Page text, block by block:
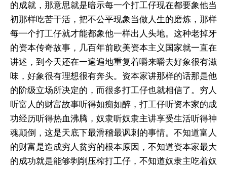
的成就，那意思就是暗示每一个打工仔现在都要象他当
初那样吃苦干活，把不公平现象当做人生的磨炼，那样
每一个打工仔就才能都象他一样出人头地。这种老掉牙
的资本传奇故事，几百年前欧美资本主义国家就一直在
讲述，到今天还在一遍遍地重复着嚼来嚼去好象很有滋
味，好象很有理想很有奔头。资本家讲那样的话那是他
的阶级立场所决定的，而很多打工仔也就相信了。穷人
听富人的财富故事听得如痴如醉，打工仔听资本家的成
功经历听得热血沸腾，奴隶听奴隶主讲享受生活听得神
魂颠倒，这是天底下最滑稽最讽刺的事情。不知道富人
的财富是造成穷人贫穷的根本原因，不知道资本家最大
的成功就是能够剥削压榨打工仔，不知道奴隶主吃着奴